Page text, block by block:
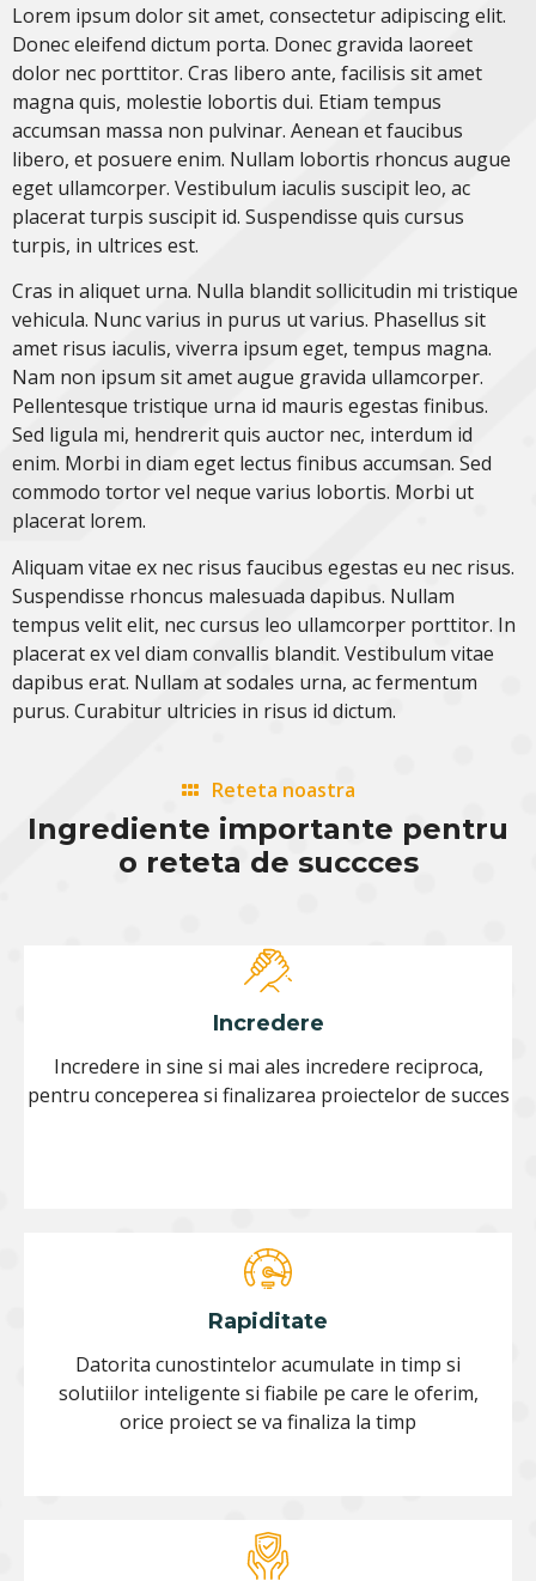
Lorem ipsum dolor sit amet, consectetur adipiscing elit.
Donec eleifend dictum porta. Donec gravida laoreet
dolor nec porttitor. Cras libero ante, facilisis sit amet
magna quis, molestie lobortis dui. Etiam tempus
accumsan massa non pulvinar. Aenean et faucibus
libero, et posuere enim. Nullam lobortis rhoncus augue
eget ullamcorper. Vestibulum iaculis suscipit leo, ac
placerat turpis suscipit id. Suspendisse quis cursus
turpis, in ultrices est.
Cras in aliquet urna. Nulla blandit sollicitudin mi tristique
vehicula. Nunc varius in purus ut varius. Phasellus sit
amet risus iaculis, viverra ipsum eget, tempus magna.
Nam non ipsum sit amet augue gravida ullamcorper.
Pellentesque tristique urna id mauris egestas finibus.
Sed ligula mi, hendrerit quis auctor nec, interdum id
enim. Morbi in diam eget lectus finibus accumsan. Sed
commodo tortor vel neque varius lobortis. Morbi ut
placerat lorem.
Aliquam vitae ex nec risus faucibus egestas eu nec risus.
Suspendisse rhoncus malesuada dapibus. Nullam
tempus velit elit, nec cursus leo ullamcorper porttitor. In
placerat ex vel diam convallis blandit. Vestibulum vitae
dapibus erat. Nullam at sodales urna, ac fermentum
purus. Curabitur ultricies in risus id dictum.
Reteta noastra
Ingrediente importante pentru
o reteta de succces
Incredere
Incredere in sine si mai ales incredere reciproca,
pentru conceperea si finalizarea proiectelor de succes
Rapiditate
Datorita cunostintelor acumulate in timp si
solutiilor inteligente si fiabile pe care le oferim,
orice proiect se va finaliza la timp